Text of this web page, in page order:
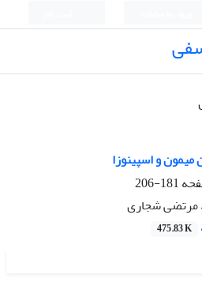
میمون و اسپینوزا
181-206
مرتضی شجاری
475.83 K